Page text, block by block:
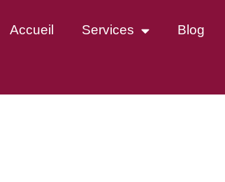
Accueil Services Blog